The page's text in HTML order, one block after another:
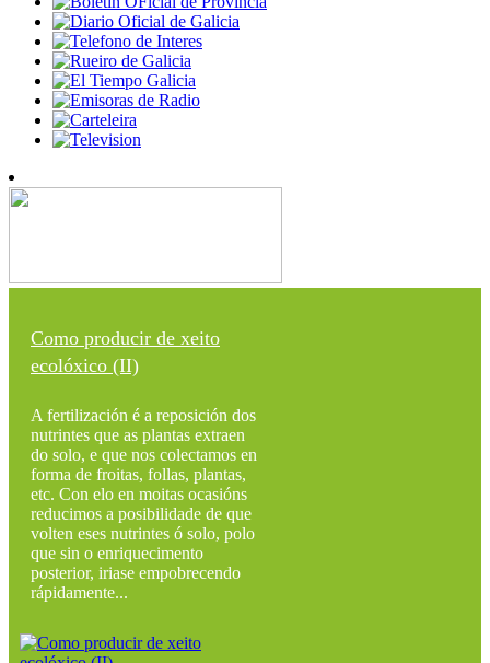
Como producir de xeito
ecolóxico (II)
A fertilización é a reposición dos
nutrintes que as plantas extraen
do solo, e que nos colectamos en
forma de froitas, follas, plantas,
etc. Con elo en moitas ocasións
reducimos a posibilidade de que
volten eses nutrintes ó solo, polo
que sin o enriquecimento
posterior, iriase empobrecendo
rápidamente...